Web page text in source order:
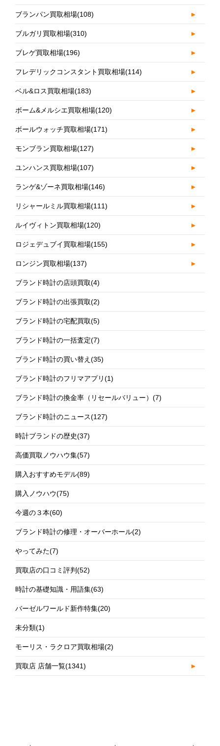
ブランパン買取相場(108) ►
ブルガリ買取相場(310) ►
ブレゲ買取相場(196) ►
フレデリックコンスタント買取相場(114) ►
ベル&ロス買取相場(183) ►
ボーム&メルシエ買取相場(120) ►
ボールウォッチ買取相場(171) ►
モンブラン買取相場(127) ►
ユンハンス買取相場(107) ►
ランゲ&ゾーネ買取相場(146) ►
リシャールミル買取相場(111) ►
ルイヴィトン買取相場(120) ►
ロジェデュブイ買取相場(155) ►
ロンジン買取相場(137) ►
ブランド時計の店頭買取(4)
ブランド時計の出張買取(2)
ブランド時計の宅配買取(5)
ブランド時計の一括査定(7)
ブランド時計の買い替え(35)
ブランド時計のフリマアプリ(1)
ブランド時計の換金率（リセールバリュー）(7)
ブランド時計のニュース(127)
時計ブランドの歴史(37)
高価買取ノウハウ集(57)
購入おすすめモデル(89)
購入ノウハウ(75)
今週の３本(60)
ブランド時計の修理・オーバーホール(2)
やってみた(7)
買取店の口コミ評判(52)
時計の基礎知識・用語集(63)
バーゼルワールド新作特集(20)
未分類(1)
モーリス・ラクロア買取相場(2)
買取店 店舗一覧(1341) ►